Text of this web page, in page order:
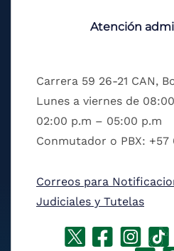
Atención
Carrera 59 26-21 CAN,
Lunes a viernes de
02:00 p.m – 05:00 p.m
Conmutador o PBX: +57
Correos para
Judiciales y Tutelas